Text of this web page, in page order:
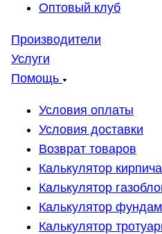
Оптовый клуб
Производители
Услуги
Помощь
Условия оплаты
Условия доставки
Возврат товаров
Калькулятор кирпича
Калькулятор
Калькулятор
Калькулятор